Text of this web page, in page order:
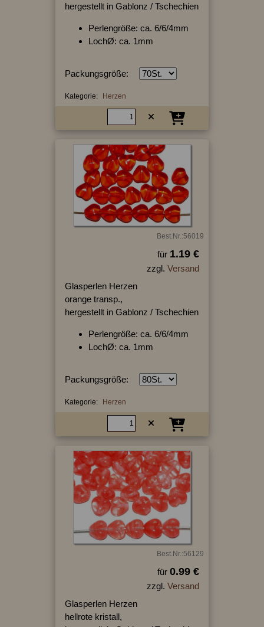
hergestellt in Gablonz / Tschechien
Perlengröße: ca. 6/6/4mm
LochØ: ca. 1mm
Packungsgröße:
Kategorie: Herzen
Best.Nr.:56019
für 1.19 €
zzgl. Versand
Glasperlen Herzen
orange transp.,
hergestellt in Gablonz / Tschechien
Perlengröße: ca. 6/6/4mm
LochØ: ca. 1mm
Packungsgröße:
Kategorie: Herzen
Best.Nr.:56129
für 0.99 €
zzgl. Versand
Glasperlen Herzen
hellrote kristall,